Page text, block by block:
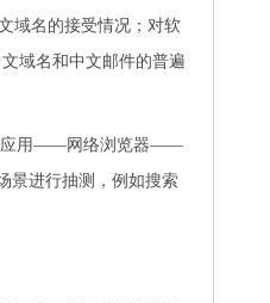
域名的接受情况；对软
域名和中文邮件的普遍
应用——网络浏览器——
景进行抽测，例如搜索